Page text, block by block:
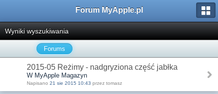
Forum MyApple.pl
Wyniki wyszukiwania
Forums
2015-05 Reżimy - nadgryziona część jabłka
W MyApple Magazyn
Napisano 21 sie 2015 10:43 przez tomasz